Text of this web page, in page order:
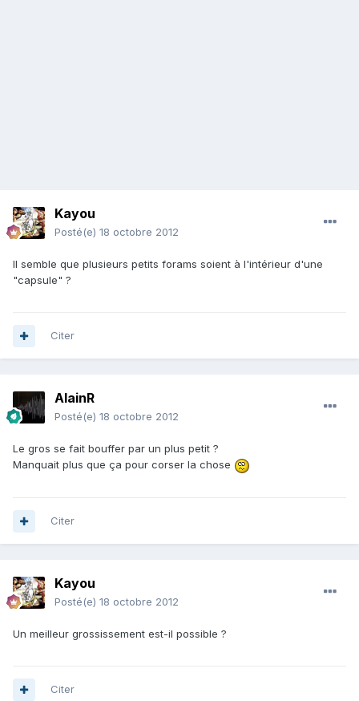
Kayou
Posté(e) 18 octobre 2012
Il semble que plusieurs petits forams soient à l'intérieur d'une
"capsule" ?
Citer
AlainR
Posté(e) 18 octobre 2012
Le gros se fait bouffer par un plus petit ?
Manquait plus que ça pour corser la chose
Citer
Kayou
Posté(e) 18 octobre 2012
Un meilleur grossissement est-il possible ?
Citer